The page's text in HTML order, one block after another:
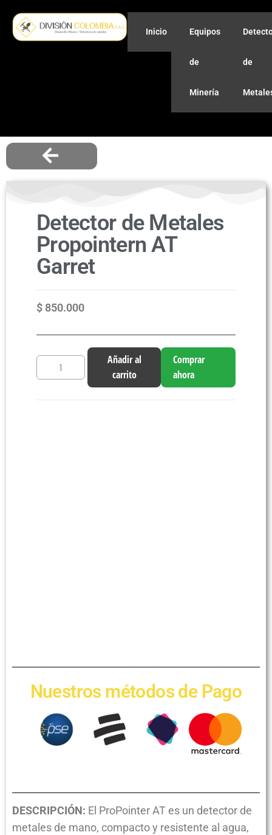
Inicio Equipos
de
Minería
de
Detector de Metales
Propointern AT
Garret
$ 850.000
Añadir al
carrito
Comprar
ahora
Nuestros métodos de Pago
DESCRIPCIÓN: El ProPointer AT es un detector de
metales de mano, compacto y resistente al agua,